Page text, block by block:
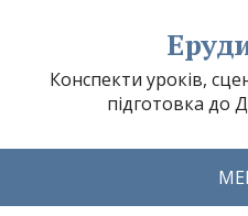
Конспекти уроків,
підготовка до